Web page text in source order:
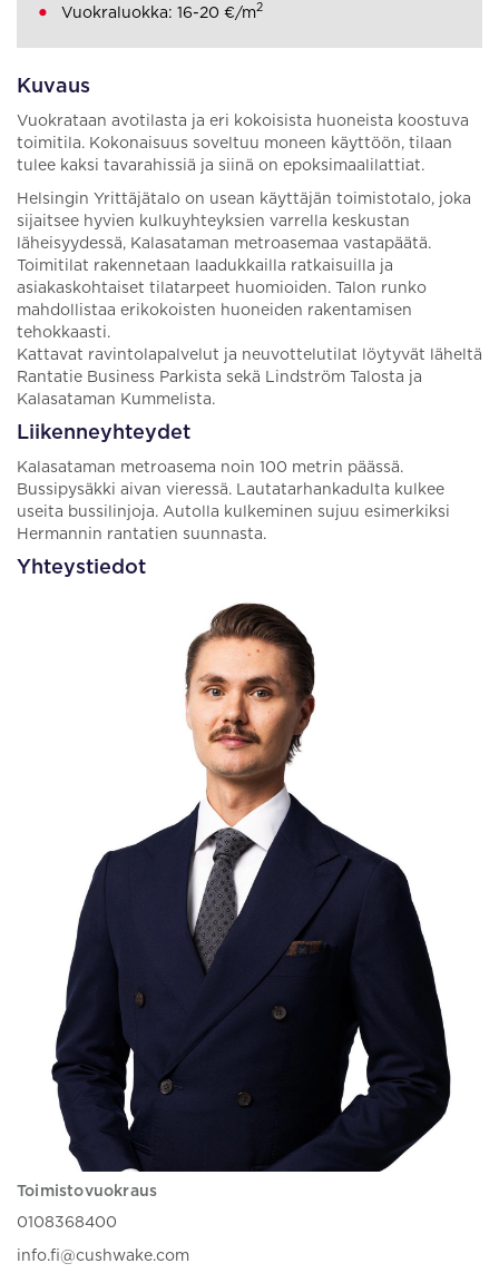
Kuvaus
Vuokrataan avotilasta ja eri kokoisista huoneista koostuva
toimitila. Kokonaisuus soveltuu moneen käyttöön, tilaan
tulee kaksi tavarahissiä ja siinä on epoksimaalilattiat.
Helsingin Yrittäjätalo on usean käyttäjän toimistotalo, joka
sijaitsee hyvien kulkuyhteyksien varrella keskustan
läheisyydessä, Kalasataman metroasemaa vastapäätä.
Toimitilat rakennetaan laadukkailla ratkaisuilla ja
asiakaskohtaiset tilatarpeet huomioiden. Talon runko
mahdollistaa erikokoisten huoneiden rakentamisen
tehokkaasti.
Kattavat ravintolapalvelut ja neuvottelutilat löytyvät läheltä
Rantatie Business Parkista sekä Lindström Talosta ja
Kalasataman Kummelista.
Liikenneyhteydet
Kalasataman metroasema noin 100 metrin päässä.
Bussipysäkki aivan vieressä. Lautatarhankadulta kulkee
useita bussilinjoja. Autolla kulkeminen sujuu esimerkiksi
Hermannin rantatien suunnasta.
Yhteystiedot
Toimistovuokraus
0108368400
info.fi@cushwake.com
Vuokraluokka: 16-20 €/m2